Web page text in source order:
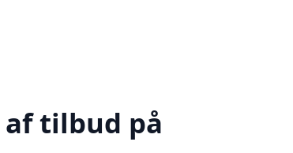
tilbud på